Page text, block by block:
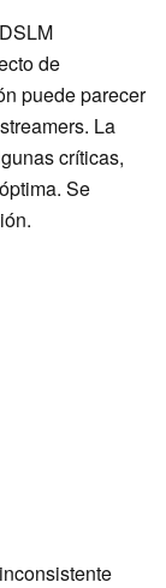
de
puede parecer
La
críticas,
Se